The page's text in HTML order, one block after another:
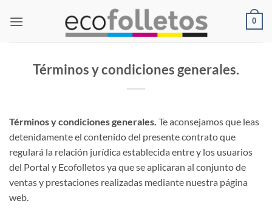
0
Términos y condiciones generales.
Términos y condiciones generales. Te aconsejamos que leas
detenidamente el contenido del presente contrato que
regulará la relación jurídica establecida entre y los usuarios
del Portal y Ecofolletos ya que se aplicaran al conjunto de
ventas y prestaciones realizadas mediante nuestra página
web.